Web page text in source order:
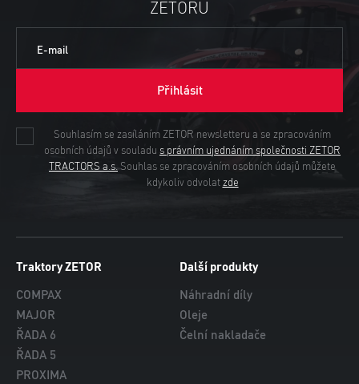
ZETORU
E-mail
Přihlásit
Souhlasím se zasíláním ZETOR newsletteru a se zpracováním
osobních údajů v souladu s právním ujednáním společnosti ZETOR
TRACTORS a.s. Souhlas se zpracováním osobních údajů můžete
kdykoliv odvolat zde
Traktory ZETOR
COMPAX
MAJOR
ŘADA 6
ŘADA 5
PROXIMA
Další produkty
Náhradní díly
Oleje
Čelní nakladače